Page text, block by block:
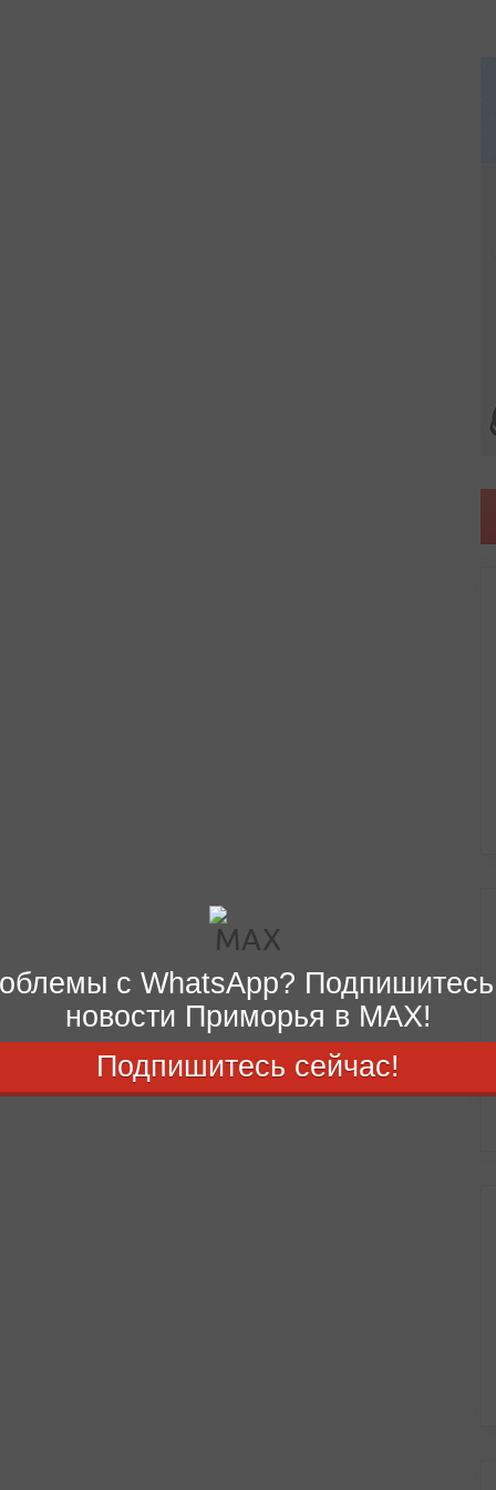
с WhatsApp?
новости Приморья в MAX!
Подпишитесь сейчас!